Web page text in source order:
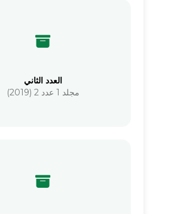
العدد الثاني
مجلد 1 عدد 2 (2019)